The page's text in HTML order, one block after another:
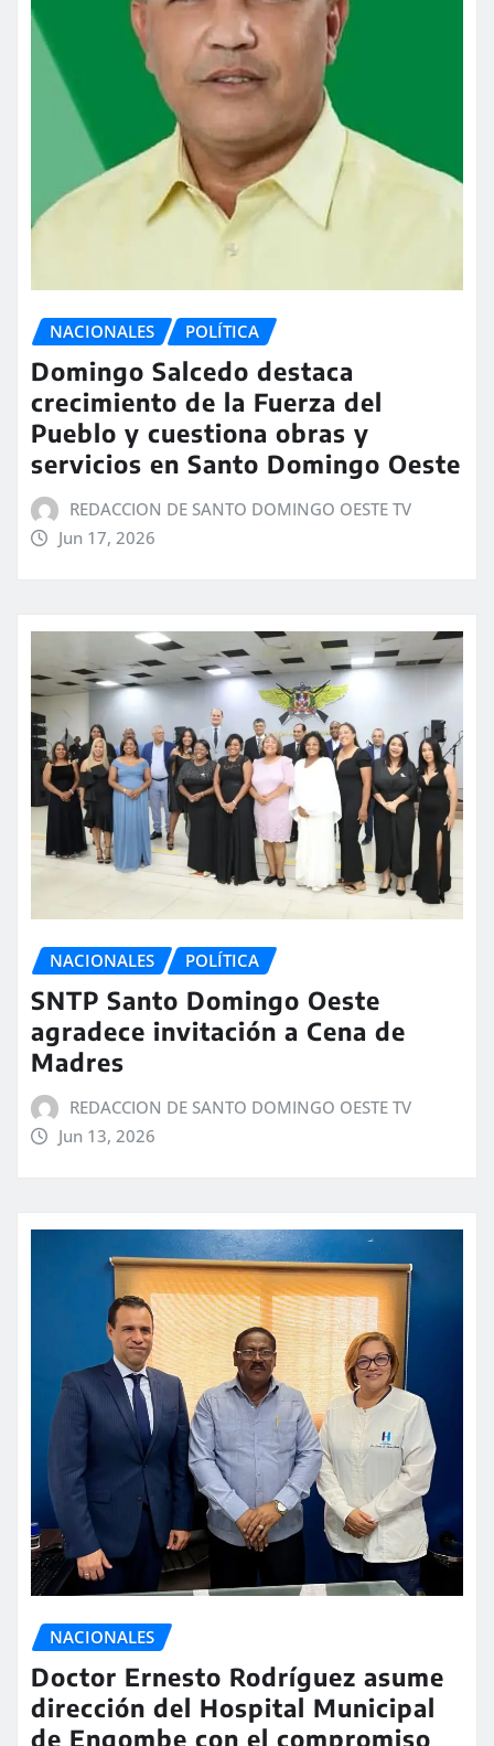
NACIONALES POLÍTICA
Domingo Salcedo destaca
crecimiento de la Fuerza del
Pueblo y cuestiona obras y
servicios en Santo Domingo Oeste
REDACCION DE SANTO DOMINGO OESTE TV
Jun 17, 2026
NACIONALES POLÍTICA
SNTP Santo Domingo Oeste
agradece invitación a Cena de
Madres
REDACCION DE SANTO DOMINGO OESTE TV
Jun 13, 2026
NACIONALES
Doctor Ernesto Rodríguez asume
dirección del Hospital Municipal
de Engombe con el compromiso